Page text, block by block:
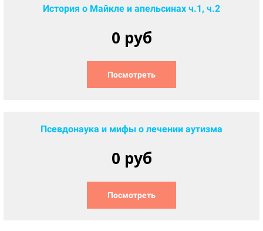
История о Майкле и апельсинах ч.1, ч.2
0 руб
Посмотреть
Псевдонаука и мифы о лечении аутизма
0 руб
Посмотреть